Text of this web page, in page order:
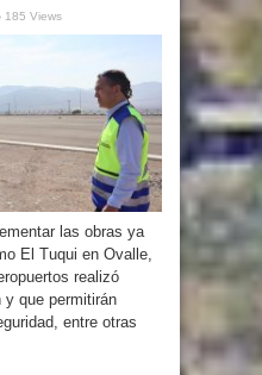
185 Views
las obras ya
El Tuqui en Ovalle,
realizó
y que permitirán
entre otras